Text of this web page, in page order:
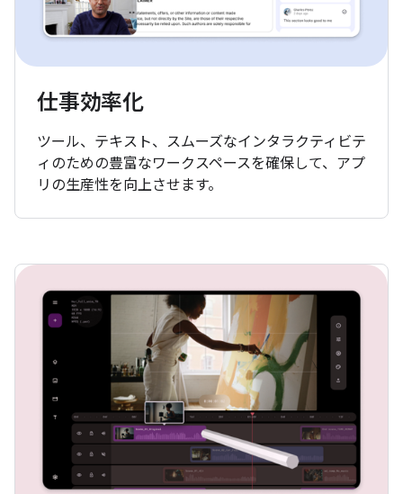
仕事効率化
ツール、テキスト、スムーズなインタラクティビテ
ィのための豊富なワークスペースを確保して、アプ
リの生産性を向上させます。